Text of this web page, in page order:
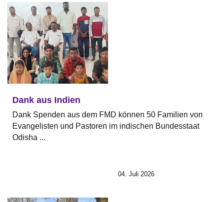
Dank aus Indien
Dank Spenden aus dem FMD können 50 Familien von
Evangelisten und Pastoren im indischen Bundesstaat
Odisha ...
04. Juli 2026